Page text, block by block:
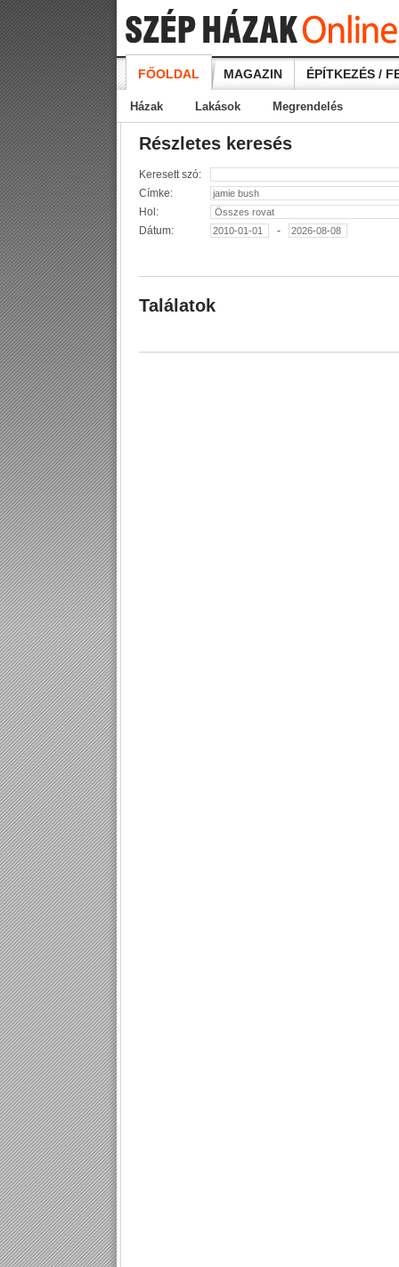
FŐOLDAL MAGAZIN ÉPÍTKEZÉS /
Házak Lakások Megrendelés
Részletes keresés
Keresett szó:
Címke:
Hol:
Dátum:
-
Találatok